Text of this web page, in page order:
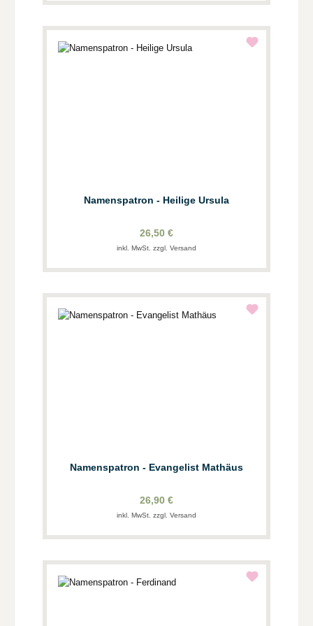
Namenspatron - Heilige Ursula
26,50 €
inkl. MwSt. zzgl. Versand
Namenspatron - Evangelist Mathäus
26,90 €
inkl. MwSt. zzgl. Versand